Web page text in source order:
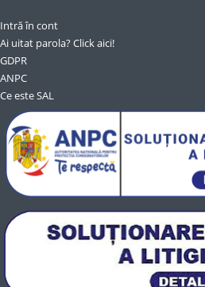
Intră în cont
Ai uitat parola? Click aici!
GDPR
ANPC
Ce este SAL